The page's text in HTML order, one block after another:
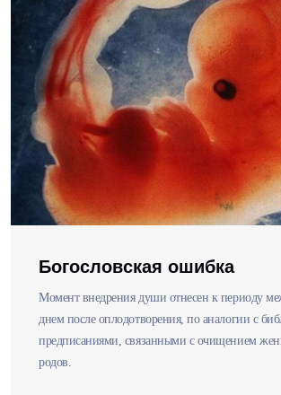
Богословская ошибка
Момент внедрения души отнесен к периоду
днем после оплодотворения, по аналогии с
предписаниями, связанными с очищением
родов.